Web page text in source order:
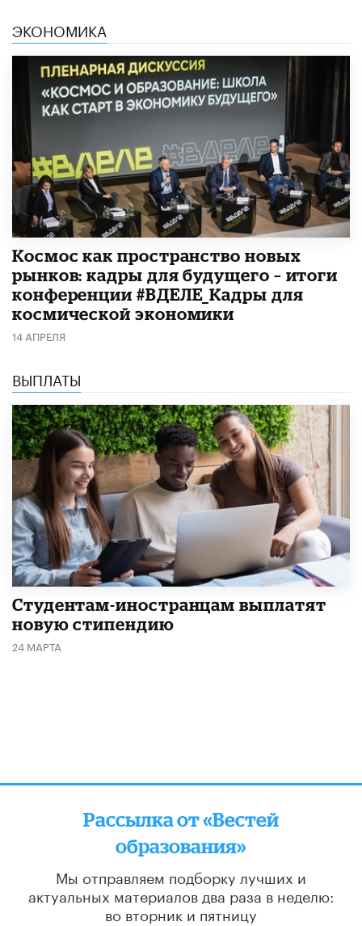
ЭКОНОМИКА
Космос как пространство новых
рынков: кадры для будущего – итоги
конференции #ВДЕЛЕ_Кадры для
космической экономики
14 АПРЕЛЯ
ВЫПЛАТЫ
Студентам-иностранцам выплатят
новую стипендию
24 МАРТА
Рассылка от «Вестей
образования»
Мы отправляем подборку лучших и
актуальных материалов два раза в неделю:
во вторник и пятницу